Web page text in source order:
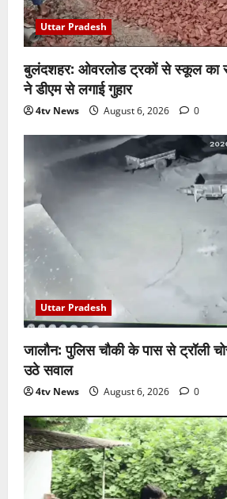
Uttar Pradesh
बुलंदशहर: ओवरलोड ट्रकों से स्कूल का
ने डीएम से लगाई गुहार
4tv News August 6, 2026 0
Uttar Pradesh
जालौन: पुलिस चौकी के पास से ट्रॉली
उठे सवाल
4tv News August 6, 2026 0